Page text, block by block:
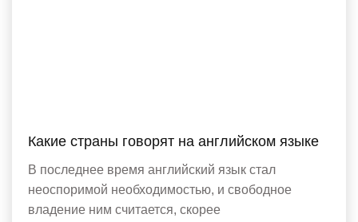
Какие страны говорят на английском языке
В последнее время английский язык стал
неоспоримой необходимостью, и свободное
владение ним считается, скорее